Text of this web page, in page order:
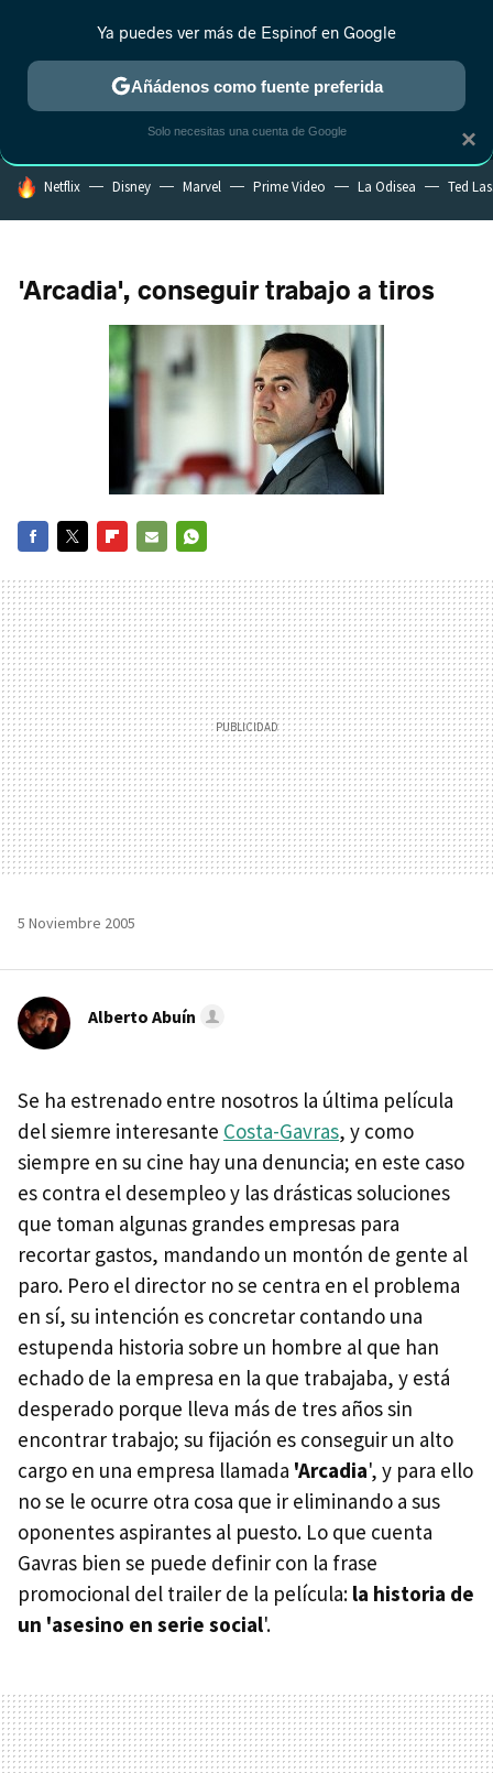
MENÚ NUEVO
ESTRENOS REALITY ANIME RANKINGS CINE
HOY SE HABLA DE
Netflix Disney Marvel Prime Video La Odisea Ted
'Arcadia', conseguir trabajo a tiros
MAIL
5 Noviembre 2005
Alberto Abuín
Se ha estrenado entre nosotros la última película
del siemre interesante Costa-Gavras, y como
siempre en su cine hay una denuncia; en este caso
es contra el desempleo y las drásticas soluciones
que toman algunas grandes empresas para
recortar gastos, mandando un montón de gente al
paro. Pero el director no se centra en el problema
en sí, su intención es concretar contando una
estupenda historia sobre un hombre al que han
echado de la empresa en la que trabajaba, y está
desperado porque lleva más de tres años sin
encontrar trabajo; su fijación es conseguir un alto
cargo en una empresa llamada 'Arcadia', y para ello
no se le ocurre otra cosa que ir eliminando a sus
oponentes aspirantes al puesto. Lo que cuenta
Gavras bien se puede definir con la frase
promocional del trailer de la película: la historia de
un 'asesino en serie social'.
×
Ya puedes ver más de Espinof en Google
Añádenos como fuente preferida
Solo necesitas una cuenta de Google